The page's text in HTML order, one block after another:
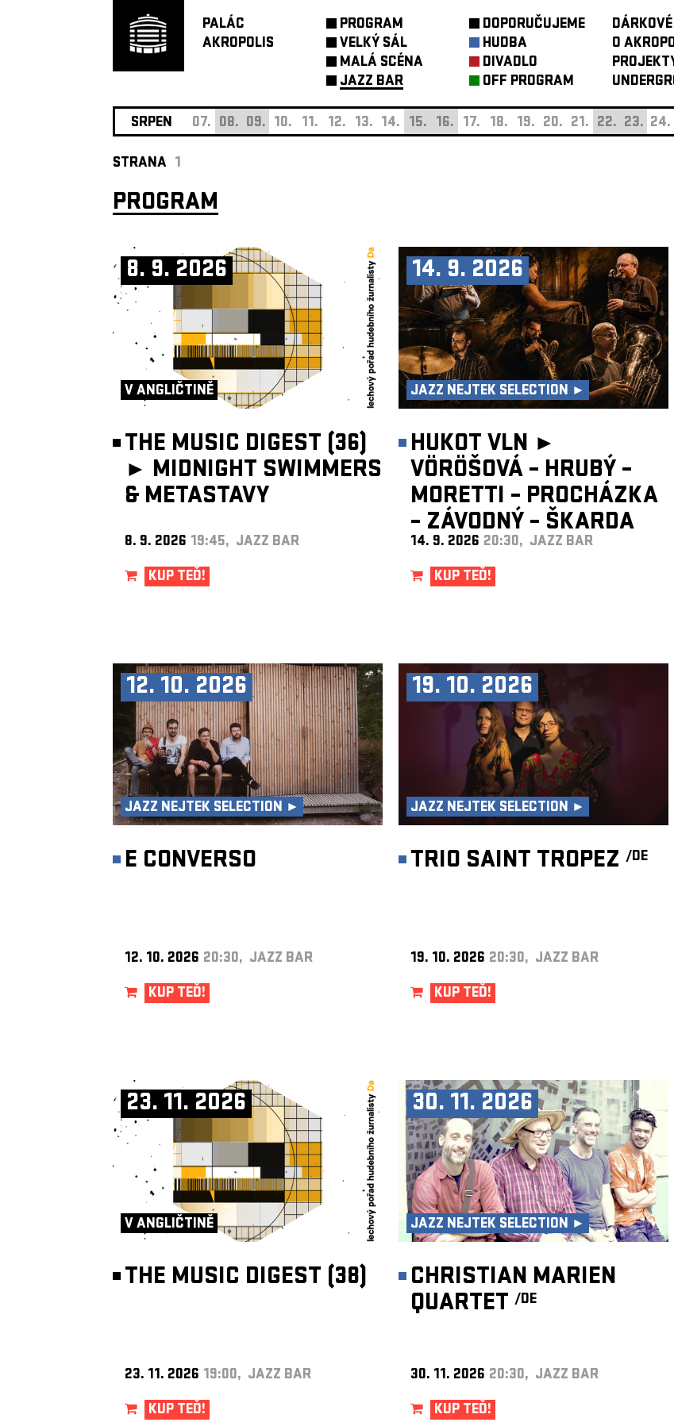
PALÁC
AKROPOLIS
PROGRAM
VELKÝ SÁL
MALÁ SCÉNA
JAZZ BAR
DOPORUČUJEME
HUDBA
DIVADLO
OFF PROGRAM
O
SRPEN 07. 08. 09. 10. 11. 12. 13. 14. 15. 16. 17. 18. 19. 20. 21. 22. 23. 24.
STRANA 1
PROGRAM
8. 9. 2026
V ANGLIČTINĚ
THE MUSIC DIGEST (36)
► MIDNIGHT SWIMMERS
& METASTAVY
8. 9. 2026 19:45, JAZZ BAR
KUP TEĎ!
14. 9. 2026
JAZZ NEJTEK SELECTION ►
HUKOT VLN ►
VÖRÖŠOVÁ – HRUBÝ –
MORETTI – PROCHÁZKA
– ZÁVODNÝ – ŠKARDA
14. 9. 2026 20:30, JAZZ BAR
KUP TEĎ!
12. 10. 2026
JAZZ NEJTEK SELECTION ►
E CONVERSO
12. 10. 2026 20:30, JAZZ BAR
KUP TEĎ!
19. 10. 2026
JAZZ NEJTEK SELECTION ►
TRIO SAINT TROPEZ /DE
19. 10. 2026 20:30, JAZZ BAR
KUP TEĎ!
23. 11. 2026
V ANGLIČTINĚ
THE MUSIC DIGEST (38)
23. 11. 2026 19:00, JAZZ BAR
KUP TEĎ!
30. 11. 2026
JAZZ NEJTEK SELECTION ►
CHRISTIAN MARIEN
QUARTET /DE
30. 11. 2026 20:30, JAZZ BAR
KUP TEĎ!